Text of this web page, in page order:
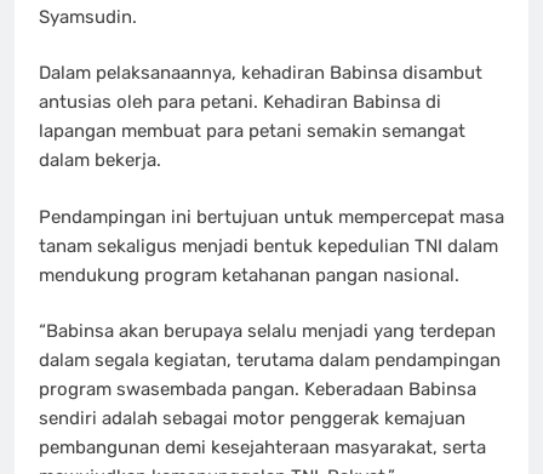
Syamsudin.
Dalam pelaksanaannya, kehadiran Babinsa disambut
antusias oleh para petani. Kehadiran Babinsa di
lapangan membuat para petani semakin semangat
dalam bekerja.
Pendampingan ini bertujuan untuk mempercepat masa
tanam sekaligus menjadi bentuk kepedulian TNI dalam
mendukung program ketahanan pangan nasional.
“Babinsa akan berupaya selalu menjadi yang terdepan
dalam segala kegiatan, terutama dalam pendampingan
program swasembada pangan. Keberadaan Babinsa
sendiri adalah sebagai motor penggerak kemajuan
pembangunan demi kesejahteraan masyarakat, serta